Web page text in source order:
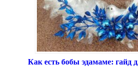
Как есть бобы эдамаме: гайд